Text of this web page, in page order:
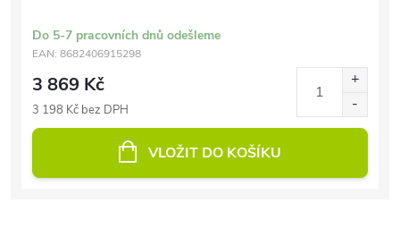
Do 5-7 pracovních dnů odešleme
EAN: 8682406915298
3 869 Kč
3 198 Kč bez DPH
VLOŽIT DO KOŠÍKU